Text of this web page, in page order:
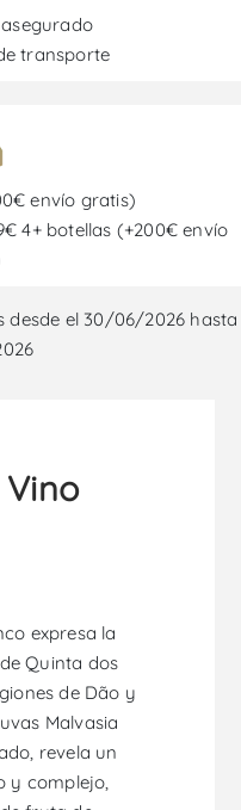
transporte
envío gratis)
4+ botellas (+200€ envío
desde el 30/06/2026 hasta
expresa la
Quinta dos
de Dão y
Malvasia
revela un
y complejo,